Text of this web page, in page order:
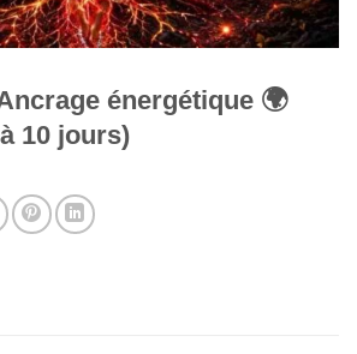
énergétique 🌍
10 jours)